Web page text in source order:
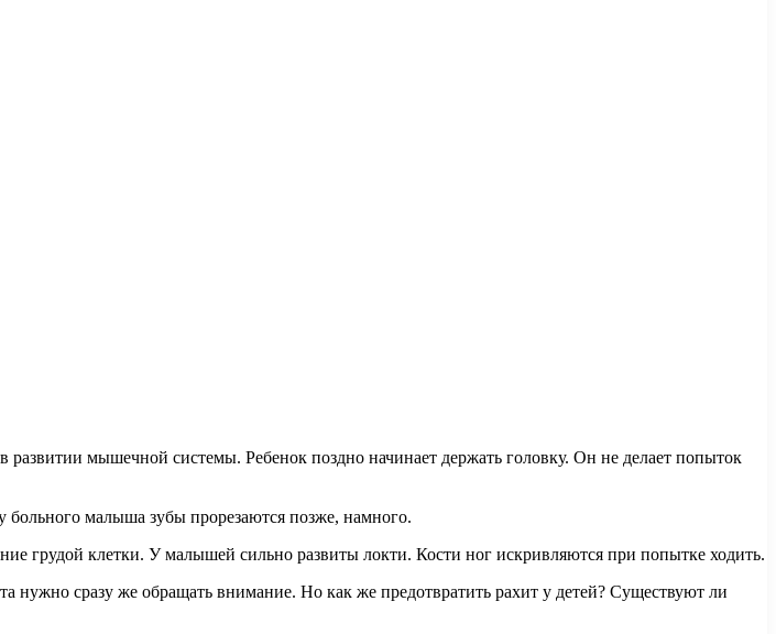
развитии мышечной системы. Ребенок поздно начинает держать головку. Он не делает попыток
больного малыша зубы прорезаются позже, намного.
грудой клетки. У малышей сильно развиты локти. Кости ног искривляются при попытке ходить.
нужно сразу же обращать внимание. Но как же предотвратить рахит у детей? Существуют ли